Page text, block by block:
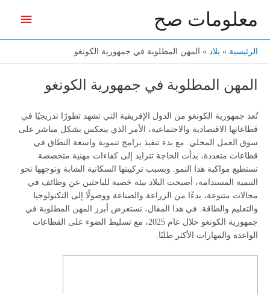
معلومات صح
الرئيسية بلاد المهن المطلوبة في جمهورية الكونغو
المهن المطلوبة في جمهورية الكونغو
تُعد جمهورية الكونغو من الدول الإفريقية التي تشهد تطورًا تدريجيًا في
قطاعاتها الاقتصادية والاجتماعية، الأمر الذي ينعكس بشكل مباشر على
سوق العمل المحلي. مع بدء تنفيذ برامج تنموية واسعة النطاق في
قطاعات متعددة، بدأت الحاجة تتزايد إلى كفاءات مهنية متخصصة
تستطيع مواكبة هذا النمو. وبسبب تركيبتها السكانية الشابة وتوجهها نحو
التنمية المستدامة، أصبحت البلاد بيئة خصبة للباحثين عن وظائف في
مجالات متنوعة، بدءًا من الزراعة والصناعة ووصولًا إلى التكنولوجيا
والتعليم والطاقة. في هذا المقال، نستعرض أبرز المهن المطلوبة في
جمهورية الكونغو خلال عام 2025، مع تسليط الضوء على القطاعات
الواعدة والمهارات الأكثر طلبًا.